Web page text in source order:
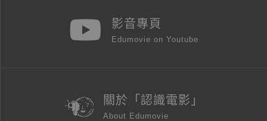
影音專頁
Edumovie on Youtube
關於「認識電影」
About Edumovie